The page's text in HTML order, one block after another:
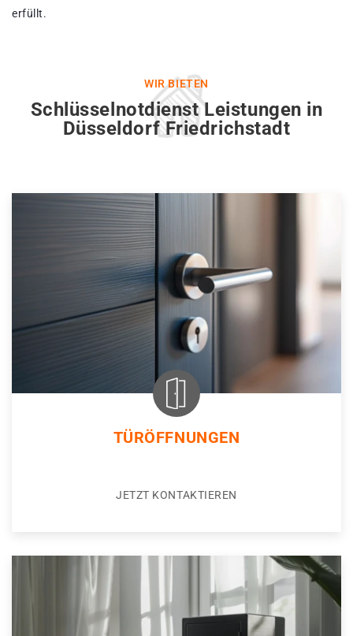
erfüllt.
WIR BIETEN
Schlüsselnotdienst Leistungen in
Düsseldorf Friedrichstadt
TÜRÖFFNUNGEN
JETZT KONTAKTIEREN